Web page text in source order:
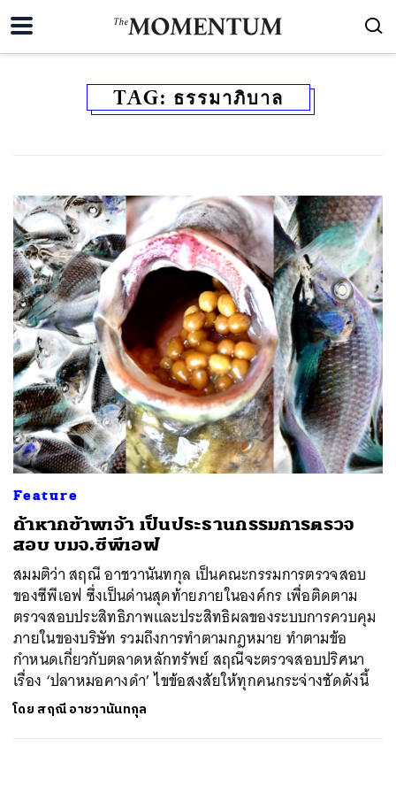
TAG: ธรรมาภิบาล
Feature
ถ้าหากข้าพเจ้า เป็นประธานกรรมการตรวจ
สอบ บมจ.ซีพีเอฟ
สมมติว่า สฤณี อาชวานันทกุล เป็นคณะกรรมการตรวจสอบ
ของซีพีเอฟ ซึ่งเป็นด่านสุดท้ายภายในองค์กร เพื่อติดตาม
ตรวจสอบประสิทธิภาพและประสิทธิผลของระบบการควบคุม
ภายในของบริษัท รวมถึงการทำตามกฎหมาย ทำตามข้อ
กำหนดเกี่ยวกับตลาดหลักทรัพย์ สฤณีจะตรวจสอบปริศนา
เรื่อง ‘ปลาหมอคางดำ’ ไขข้อสงสัยให้ทุกคนกระจ่างชัดดังนี้
โดย สฤณี อาชวานันทกุล
ค้นหา